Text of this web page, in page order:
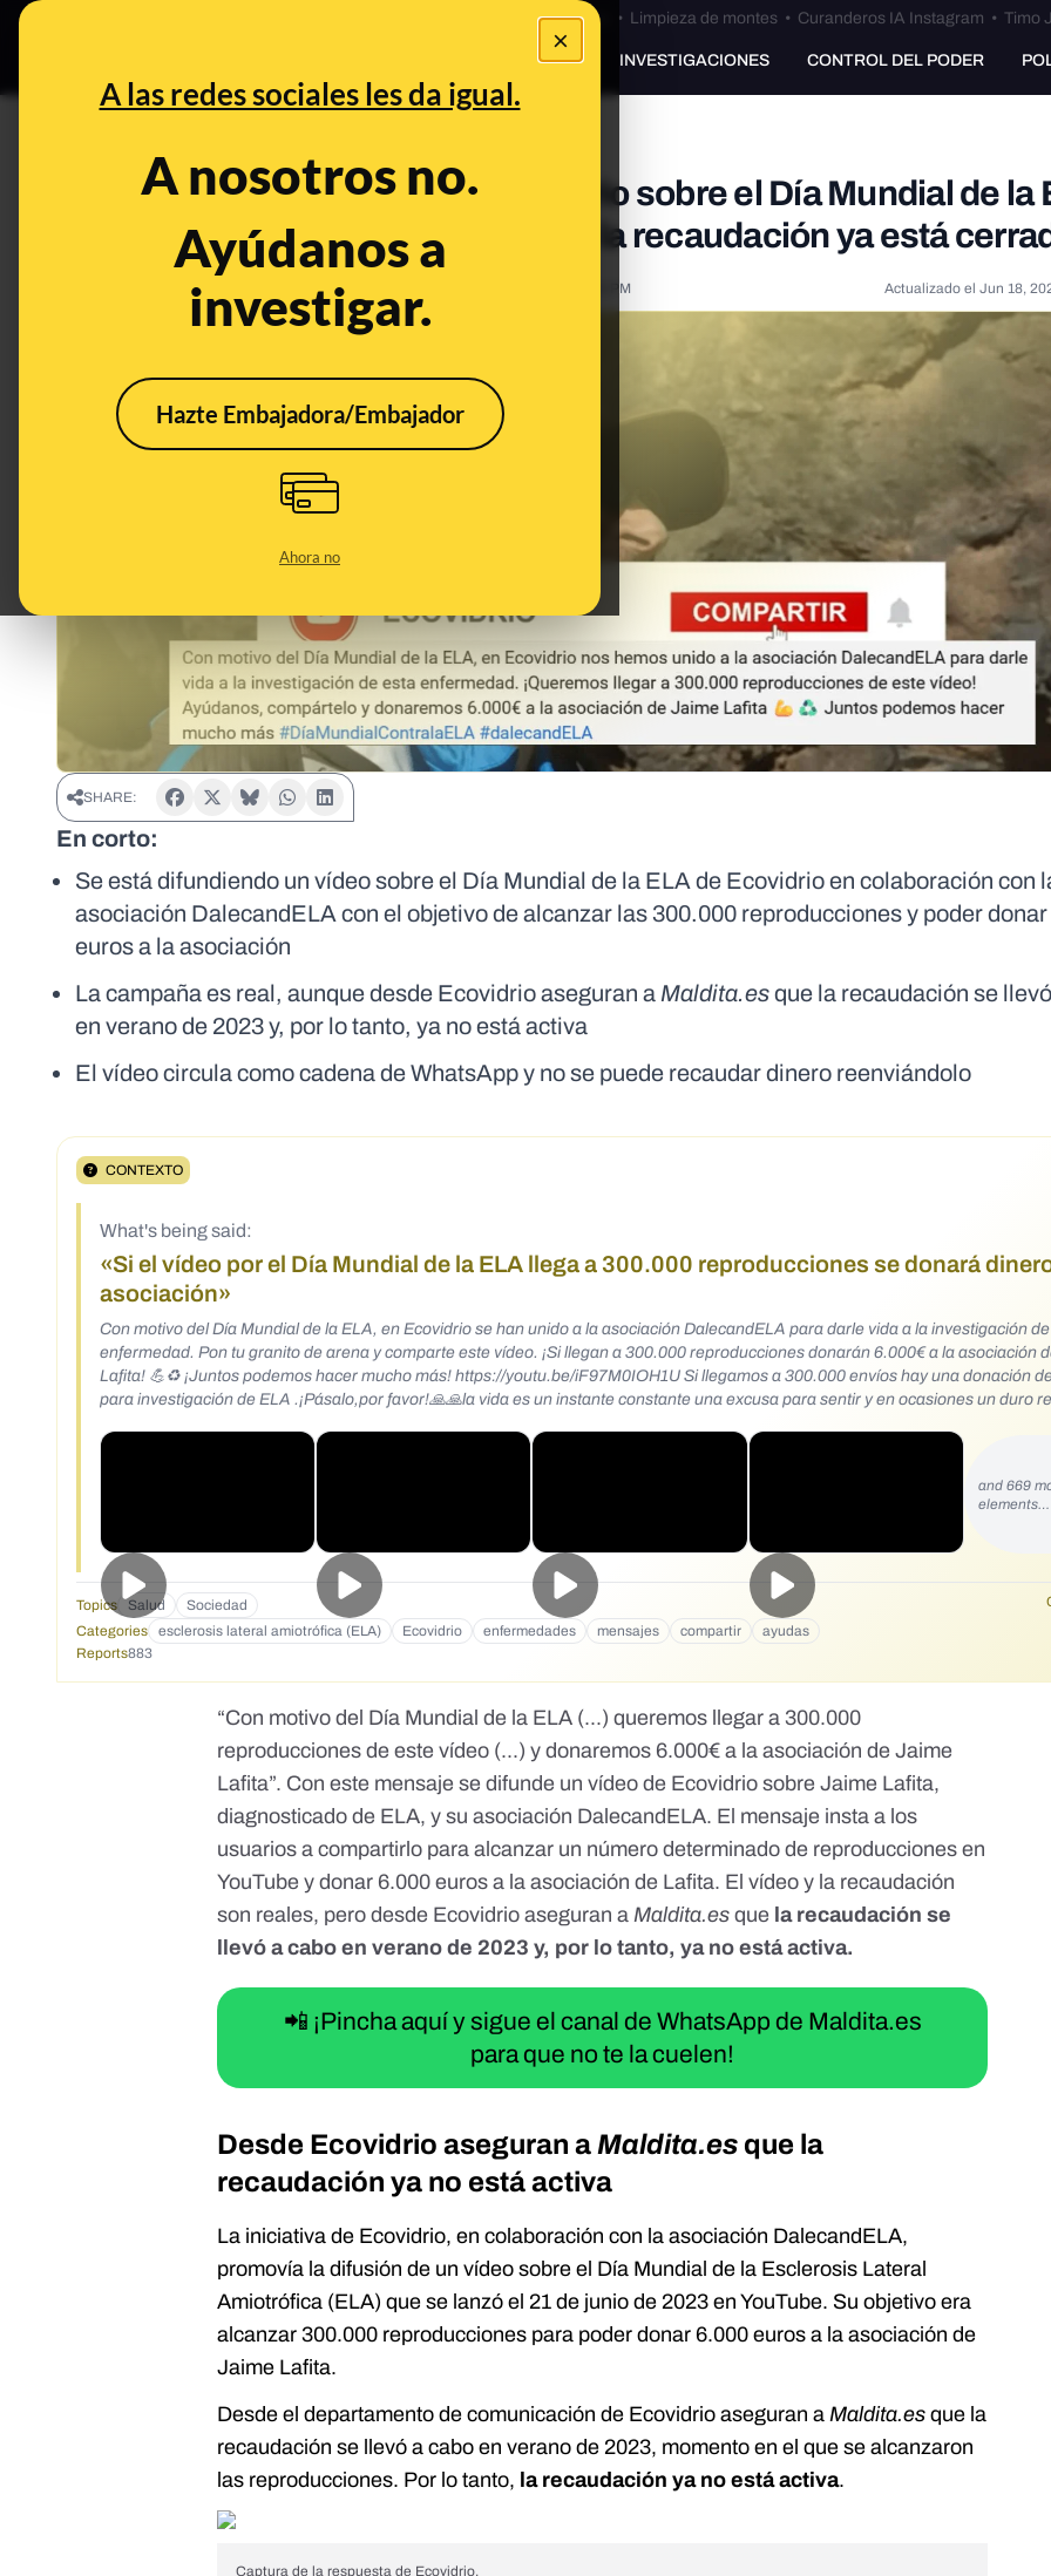
×
A las redes sociales les da igual.
A nosotros no.
Ayúdanos a
investigar.
Hazte Embajadora/Embajador
Ahora no
Bulos Ceuta • Limpieza de montes• Curanderos IA Instagram • Timo
PREBUNKING INVESTIGACIONES CONTROL DEL PODER
Qué sabemos del vídeo de Ecovidrio sobre el Día Mundial de la
para recaudar dinero: es real, pero la recaudación ya está
Jan 29, 2024, 4:42:32 PM Actualizado el Jun 18,
CONTEXTO
SHARE:
En corto:
Se está difundiendo un vídeo sobre el Día Mundial de la ELA de Ecovidrio en colaboración con
asociación DalecandELA con el objetivo de alcanzar las 300.000 reproducciones y poder
euros a la asociación
La campaña es real, aunque desde Ecovidrio aseguran a Maldita.esque la recaudación se
en verano de 2023 y, por lo tanto, ya no está activa
El vídeo circula como cadena de WhatsApp y no se puede recaudar dinero reenviándolo
CONTEXTO
What's being said:
«Si el vídeo por el Día Mundial de la ELA llega a 300.000 reproducciones se donará
asociación»
Con motivo del Día Mundial de la ELA, en Ecovidrio se han unido a la asociación DalecandELA para darle vida a la investigación
enfermedad. Pon tu granito de arena y comparte este vídeo. ¡Si llegan a 300.000 reproducciones donarán 6.000€ a la asociación
Lafita! 💪♻️ ¡Juntos podemos hacer mucho más! https://youtu.be/iF97M0IOH1U Si llegamos a 300.000 envíos hay una donación
para investigación de ELA .¡Pásalo,por favor!🙏🙏la vida es un instante constante una excusa para sentir y en ocasiones un duro
and 669
elements…
Topics Salud Sociedad
Categories
esclerosis lateral amiotrófica (ELA) Ecovidrio enfermedades mensajes compartir
ayudas
Reports883
“Con motivo del Día Mundial de la ELA (...) queremos llegar a 300.000
reproducciones de este vídeo (...) y donaremos 6.000€ a la asociación de Jaime
Lafita”. Con este mensaje se difunde un vídeo de Ecovidrio sobre Jaime Lafita,
diagnosticado de ELA, y su asociación DalecandELA. El mensaje insta a los
usuarios a compartirlo para alcanzar un número determinado de reproducciones en
YouTube y donar 6.000 euros a la asociación de Lafita. El vídeo y la recaudación
son reales, pero desde Ecovidrio aseguran a Maldita.es que la recaudación se
llevó a cabo en verano de 2023 y, por lo tanto, ya no está activa.
📲 ¡Pincha aquí y sigue el canal de WhatsApp de Maldita.es
para que no te la cuelen!
Desde Ecovidrio aseguran a Maldita.es que la
recaudación ya no está activa
La iniciativa de Ecovidrio, en colaboración con la asociación DalecandELA,
promovía la difusión de un vídeo sobre el Día Mundial de la Esclerosis Lateral
Amiotrófica (ELA) que se lanzó el 21 de junio de 2023 en YouTube. Su objetivo era
alcanzar 300.000 reproducciones para poder donar 6.000 euros a la asociación de
Jaime Lafita.
Desde el departamento de comunicación de Ecovidrio aseguran a Maldita.es que la
recaudación se llevó a cabo en verano de 2023, momento en el que se alcanzaron
las reproducciones. Por lo tanto, la recaudación ya no está activa.
Captura de la respuesta de Ecovidrio.